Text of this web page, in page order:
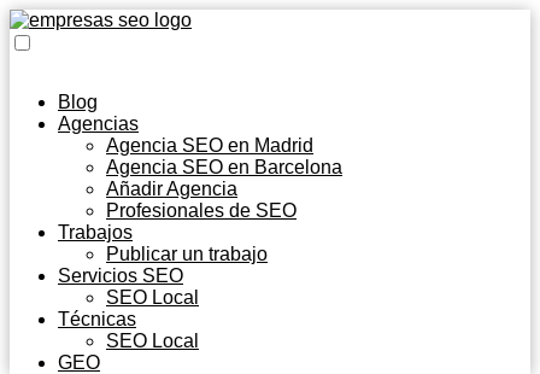
Blog
Agencias
Agencia SEO en Madrid
Agencia SEO en Barcelona
Añadir Agencia
Profesionales de SEO
Trabajos
Publicar un trabajo
Servicios SEO
SEO Local
Técnicas
SEO Local
GEO